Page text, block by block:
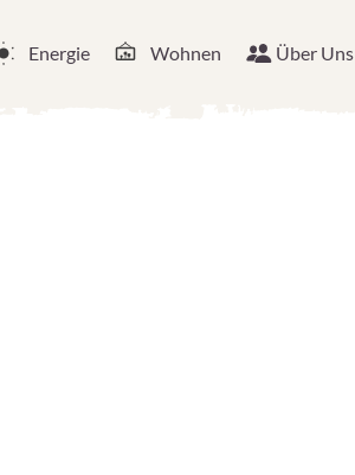
Energie Wohnen Über Uns